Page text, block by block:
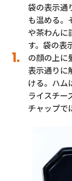
袋の表示通
も温める。
や茶わんに
す。袋の表
の顔の上に
表示通りに
ける。ハム
ライスチー
チャップで